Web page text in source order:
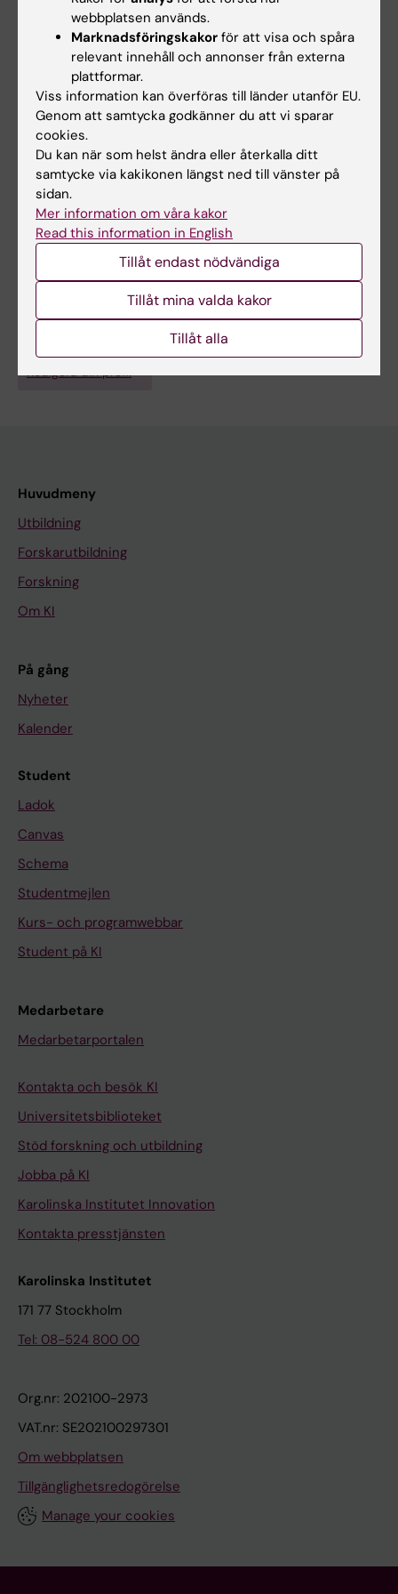
parasagittal meningioma resection.
Lizana J; Reinoso CMD; Aliaga N; Marani W;
Montemurro N
Alla författare
Alla övriga publikationer
PREPRINT:RESEARCH SQUARE.2025
Mapping Motor Point Response Areas on the
Skin for Optimisation of Neuromuscular
Electrical Stimulation
Aliaga N; Lizana J; Forsström LN; Juthberg R;
Ackermann PW
Är du Jafeth Lizana?
Redigera din profil
Huvudmeny
Utbildning
Forskarutbildning
Forskning
Om KI
På gång
Nyheter
Kalender
Student
Ladok
Canvas
Schema
Studentmejlen
Kurs- och programwebbar
Student på KI
Medarbetare
Medarbetarportalen
Kontakta och besök KI
Universitetsbiblioteket
Stöd forskning och utbildning
Jobba på KI
Karolinska Institutet Innovation
Kontakta presstjänsten
Karolinska Institutet
171 77 Stockholm
Tel: 08-524 800 00
Org.nr: 202100-2973
VAT.nr: SE202100297301
Om webbplatsen
Tillgänglighetsredogörelse
Manage your cookies
webbplatsen används.
Marknadsföringskakor för att visa och spåra
relevant innehåll och annonser från externa
plattformar.
Viss information kan överföras till länder utanför EU.
Genom att samtycka godkänner du att vi sparar
cookies.
Du kan när som helst ändra eller återkalla ditt
samtycke via kakikonen längst ned till vänster på
sidan.
Mer information om våra kakor
Read this information in English
Tillåt endast nödvändiga
Tillåt mina valda kakor
Tillåt alla